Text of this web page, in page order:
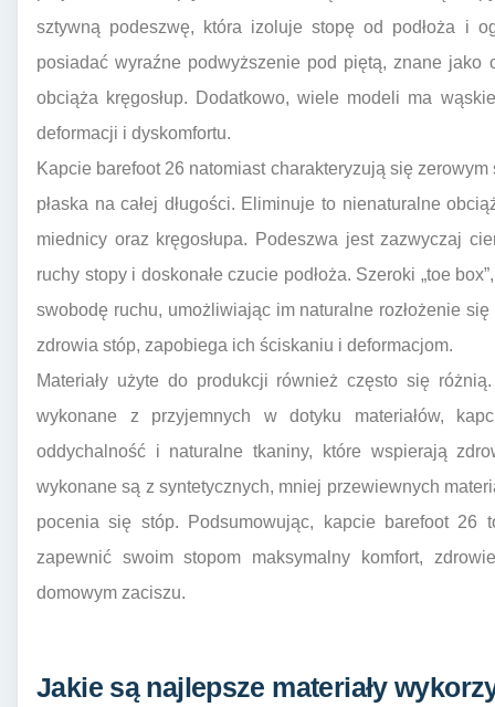
sztywną podeszwę, która izoluje stopę od podłoża i
posiadać wyraźne podwyższenie pod piętą, znane jako
obciąża kręgosłup. Dodatkowo, wiele modeli ma
deformacji i dyskomfortu.
Kapcie barefoot 26 natomiast charakteryzują się
płaska na całej długości. Eliminuje to nienaturalne
miednicy oraz kręgosłupa. Podeszwa jest zazwyczaj
ruchy stopy i doskonałe czucie podłoża. Szeroki „toe
swobodę ruchu, umożliwiając im naturalne rozłożenie
zdrowia stóp, zapobiega ich ściskaniu i deformacjom.
Materiały użyte do produkcji również często się
wykonane z przyjemnych w dotyku materiałów,
oddychalność i naturalne tkaniny, które wspierają
wykonane są z syntetycznych, mniej przewiewnych
pocenia się stóp. Podsumowując, kapcie barefoot 26
zapewnić swoim stopom maksymalny komfort,
domowym zaciszu.
Jakie są najlepsze materiały